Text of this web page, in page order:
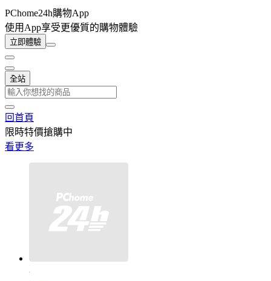
PChome24h購物App
使用App享受更優質的購物體驗
立即體驗
全站
回首頁
限時特價搶購中
看更多